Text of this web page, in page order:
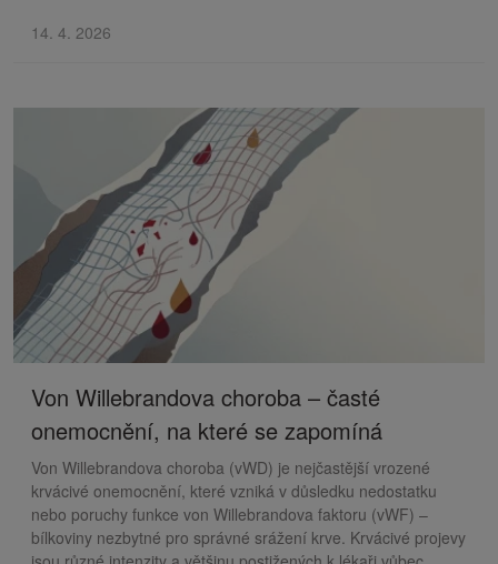
14. 4. 2026
Von Willebrandova choroba – časté
onemocnění, na které se zapomíná
Von Willebrandova choroba (vWD) je nejčastější vrozené
krvácivé onemocnění, které vzniká v důsledku nedostatku
nebo poruchy funkce von Willebrandova faktoru (vWF) –
bílkoviny nezbytné pro správné srážení krve. Krvácivé projevy